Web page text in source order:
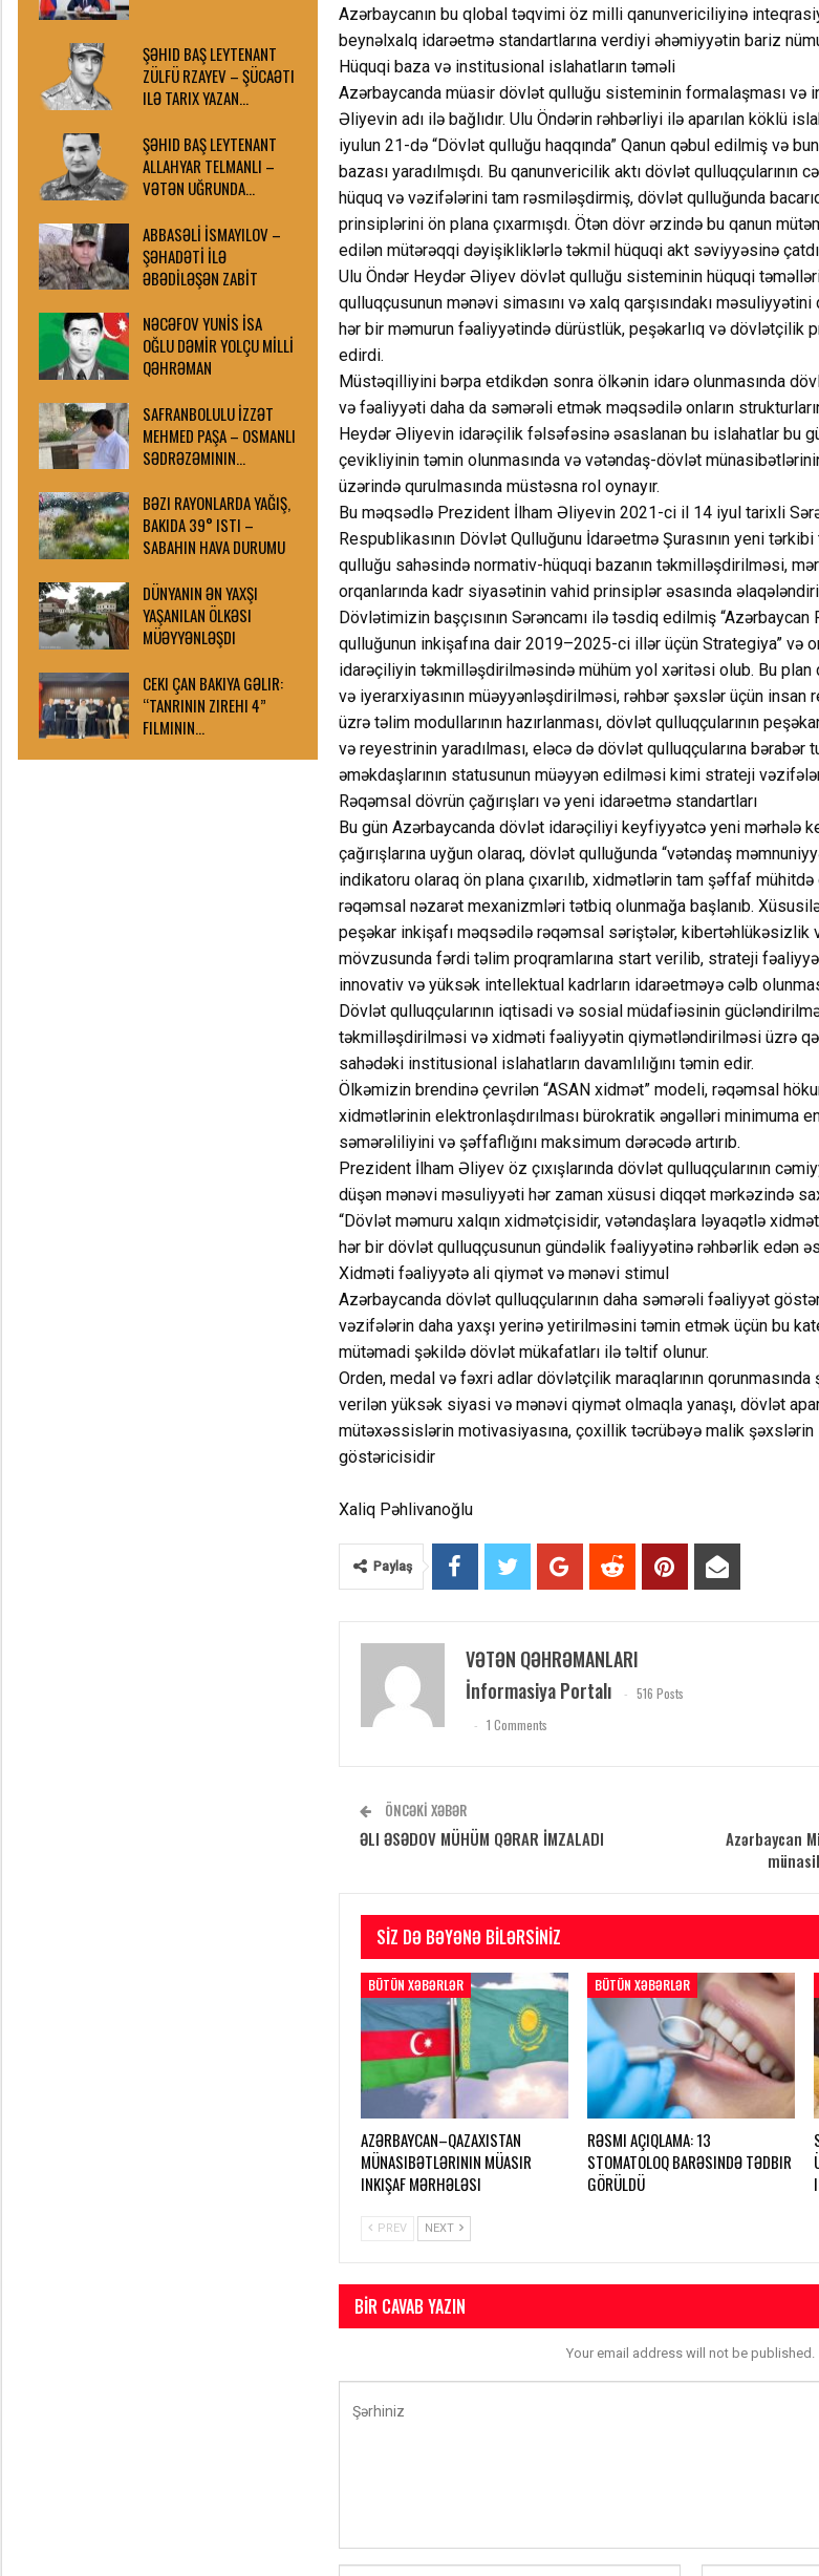
Azərbaycanın bu qlobal təqvimi öz milli qanunvericiliyinə
beynəlxalq idarəetmə standartlarına verdiyi əhəmiyyətin bariz
Hüquqi baza və institusional islahatların təməli
Azərbaycanda müasir dövlət qulluğu sisteminin formalaşması və
Əliyevin adı ilə bağlıdır. Ulu Öndərin rəhbərliyi ilə aparılan köklü
iyulun 21-də “Dövlət qulluğu haqqında” Qanun qəbul edilmiş və
bazası yaradılmışdı. Bu qanunvericilik aktı dövlət qulluqçularının
hüquq və vəzifələrini tam rəsmiləşdirmiş, dövlət qulluğunda
prinsiplərini ön plana çıxarmışdı. Ötən dövr ərzində bu qanun
edilən mütərəqqi dəyişikliklərlə təkmil hüquqi akt səviyyəsinə
Ulu Öndər Heydər Əliyev dövlət qulluğu sisteminin hüquqi
qulluqçusunun mənəvi simasını və xalq qarşısındakı
hər bir məmurun fəaliyyətində dürüstlük, peşəkarlıq və dövlətçilik
edirdi.
Müstəqilliyini bərpa etdikdən sonra ölkənin idarə olunmasında
və fəaliyyəti daha da səmərəli etmək məqsədilə onların
Heydər Əliyevin idarəçilik fəlsəfəsinə əsaslanan bu islahatlar bu
çevikliyinin təmin olunmasında və vətəndaş-dövlət
üzərində qurulmasında müstəsna rol oynayır.
Bu məqsədlə Prezident İlham Əliyevin 2021-ci il 14 iyul tarixli
Respublikasının Dövlət Qulluğunu İdarəetmə Şurasının yeni
qulluğu sahəsində normativ-hüquqi bazanın təkmilləşdirilməsi,
orqanlarında kadr siyasətinin vahid prinsiplər əsasında
Dövlətimizin başçısının Sərəncamı ilə təsdiq edilmiş
qulluğunun inkişafına dair 2019–2025-ci illər üçün Strategiya” və
idarəçiliyin təkmilləşdirilməsində mühüm yol xəritəsi olub. Bu plan
və iyerarxiyasının müəyyənləşdirilməsi, rəhbər şəxslər üçün insan
üzrə təlim modullarının hazırlanması, dövlət qulluqçularının
və reyestrinin yaradılması, eləcə də dövlət qulluqçularına bərabər
əməkdaşlarının statusunun müəyyən edilməsi kimi strateji
Rəqəmsal dövrün çağırışları və yeni idarəetmə standartları
Bu gün Azərbaycanda dövlət idarəçiliyi keyfiyyətcə yeni mərhələ
çağırışlarına uyğun olaraq, dövlət qulluğunda “vətəndaş
indikatoru olaraq ön plana çıxarılıb, xidmətlərin tam şəffaf
rəqəmsal nəzarət mexanizmləri tətbiq olunmağa başlanıb.
peşəkar inkişafı məqsədilə rəqəmsal səriştələr, kibertəhlükəsizlik
mövzusunda fərdi təlim proqramlarına start verilib, strateji
innovativ və yüksək intellektual kadrların idarəetməyə cəlb
Dövlət qulluqçularının iqtisadi və sosial müdafiəsinin
təkmilləşdirilməsi və xidməti fəaliyyətin qiymətləndirilməsi üzrə
sahədəki institusional islahatların davamlılığını təmin edir.
Ölkəmizin brendinə çevrilən “ASAN xidmət” modeli, rəqəmsal
xidmətlərinin elektronlaşdırılması bürokratik əngəlləri minimuma
səmərəliliyini və şəffaflığını maksimum dərəcədə artırıb.
Prezident İlham Əliyev öz çıxışlarında dövlət qulluqçularının
düşən mənəvi məsuliyyəti hər zaman xüsusi diqqət mərkəzində
“Dövlət məmuru xalqın xidmətçisidir, vətəndaşlara ləyaqətlə
hər bir dövlət qulluqçusunun gündəlik fəaliyyətinə rəhbərlik edən
Xidməti fəaliyyətə ali qiymət və mənəvi stimul
Azərbaycanda dövlət qulluqçularının daha səmərəli fəaliyyət
vəzifələrin daha yaxşı yerinə yetirilməsini təmin etmək üçün bu
mütəmadi şəkildə dövlət mükafatları ilə təltif olunur.
Orden, medal və fəxri adlar dövlətçilik maraqlarının
verilən yüksək siyasi və mənəvi qiymət olmaqla yanaşı, dövlət
mütəxəssislərin motivasiyasına, çoxillik təcrübəyə malik
göstəricisidir
Xaliq Pəhlivanoğlu
Paylaş
VƏTƏN QƏHRƏMANLARI
İnformasiya Portalı
516 Posts
1 Comments
ÖNCƏKI XƏBƏR
ƏLI ƏSƏDOV MÜHÜM QƏRAR İMZALADI
Azərbaycan
SIZ DƏ BƏYƏNƏ BILƏRSINIZ
BÜTÜN XƏBƏRLƏR
AZƏRBAYCAN–QAZAXISTAN
MÜNASIBƏTLƏRININ MÜASIR
INKIŞAF MƏRHƏLƏSI
BÜTÜN XƏBƏRLƏR
RƏSMI AÇIQLAMA: 13
STOMATOLOQ BARƏSINDƏ TƏDBIR
GÖRÜLDÜ
PREV NEXT
BIR CAVAB YAZIN
Your email address will not be published.
ŞƏHID BAŞ LEYTENANT
ZÜLFÜ RZAYEV – ŞÜCAƏTI
ILƏ TARIX YAZAN…
ŞƏHID BAŞ LEYTENANT
ALLAHYAR TELMANLI –
VƏTƏN UĞRUNDA…
ABBASƏLİ İSMAYILOV –
ŞƏHADƏTİ İLƏ
ƏBƏDİLƏŞƏN ZABİT
NƏCƏFOV YUNİS İSA
OĞLU DƏMİR YOLÇU MİLLİ
QƏHRƏMAN
SAFRANBOLULU İZZƏT
MEHMED PAŞA – OSMANLI
SƏDRƏZƏMININ…
BƏZI RAYONLARDA YAĞIŞ,
BAKIDA 39° ISTI –
SABAHIN HAVA DURUMU
DÜNYANIN ƏN YAXŞI
YAŞANILAN ÖLKƏSI
MÜƏYYƏNLƏŞDI
CEKI ÇAN BAKIYA GƏLIR:
“TANRININ ZIREHI 4”
FILMININ…